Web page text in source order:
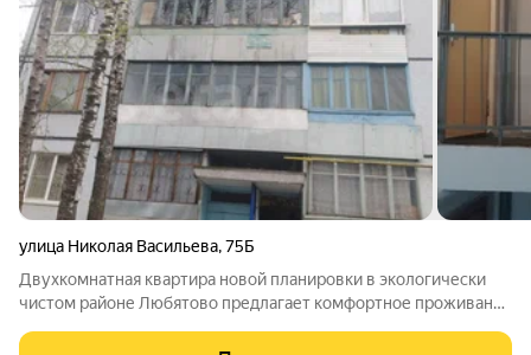
улица Николая Васильева,75Б
Двухкомнатная квартира новой планировки в экологически
чистом районе Любятово предлагает комфортное проживание
доступности находятся остановки общественного транспорта,